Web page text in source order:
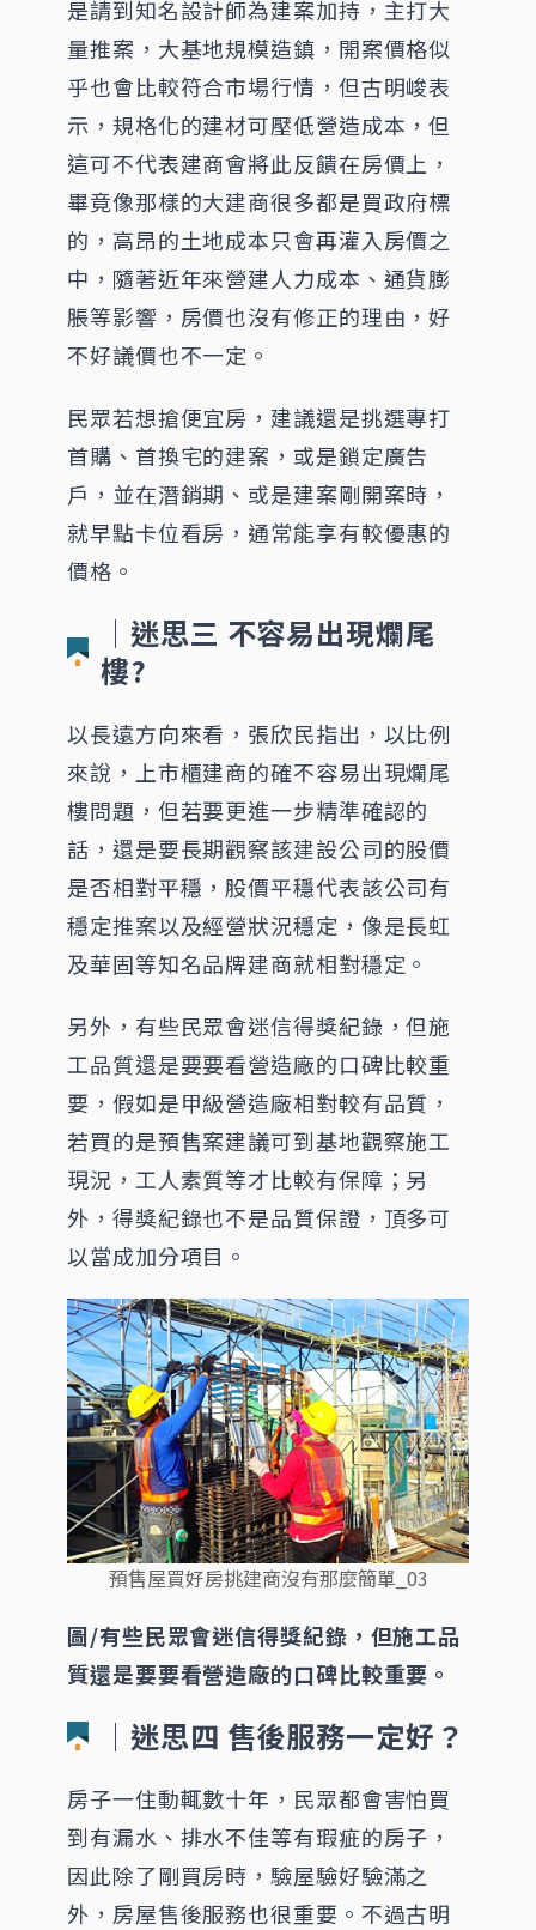
是請到知名設計師為建案加持，主打大
量推案，大基地規模造鎮，開案價格似
乎也會比較符合市場行情，但古明峻表
示，規格化的建材可壓低營造成本，但
這可不代表建商會將此反饋在房價上，
畢竟像那樣的大建商很多都是買政府標
的，高昂的土地成本只會再灌入房價之
中，隨著近年來營建人力成本、通貨膨
脹等影響，房價也沒有修正的理由，好
不好議價也不一定。
民眾若想搶便宜房，建議還是挑選專打
首購、首換宅的建案，或是鎖定廣告
戶，並在潛銷期、或是建案剛開案時，
就早點卡位看房，通常能享有較優惠的
價格。
│迷思三 不容易出現爛尾
樓?
以長遠方向來看，張欣民指出，以比例
來說，上市櫃建商的確不容易出現爛尾
樓問題，但若要更進一步精準確認的
話，還是要長期觀察該建設公司的股價
是否相對平穩，股價平穩代表該公司有
穩定推案以及經營狀況穩定，像是長虹
及華固等知名品牌建商就相對穩定。
另外，有些民眾會迷信得獎紀錄，但施
工品質還是要要看營造廠的口碑比較重
要，假如是甲級營造廠相對較有品質，
若買的是預售案建議可到基地觀察施工
現況，工人素質等才比較有保障；另
外，得獎紀錄也不是品質保證，頂多可
以當成加分項目。
預售屋買好房挑建商沒有那麼簡單_03
圖/有些民眾會迷信得獎紀錄，但施工品
質還是要要看營造廠的口碑比較重要。
│迷思四 售後服務一定好？
房子一住動輒數十年，民眾都會害怕買
到有漏水、排水不佳等有瑕疵的房子，
因此除了剛買房時，驗屋驗好驗滿之
外，房屋售後服務也很重要。不過古明